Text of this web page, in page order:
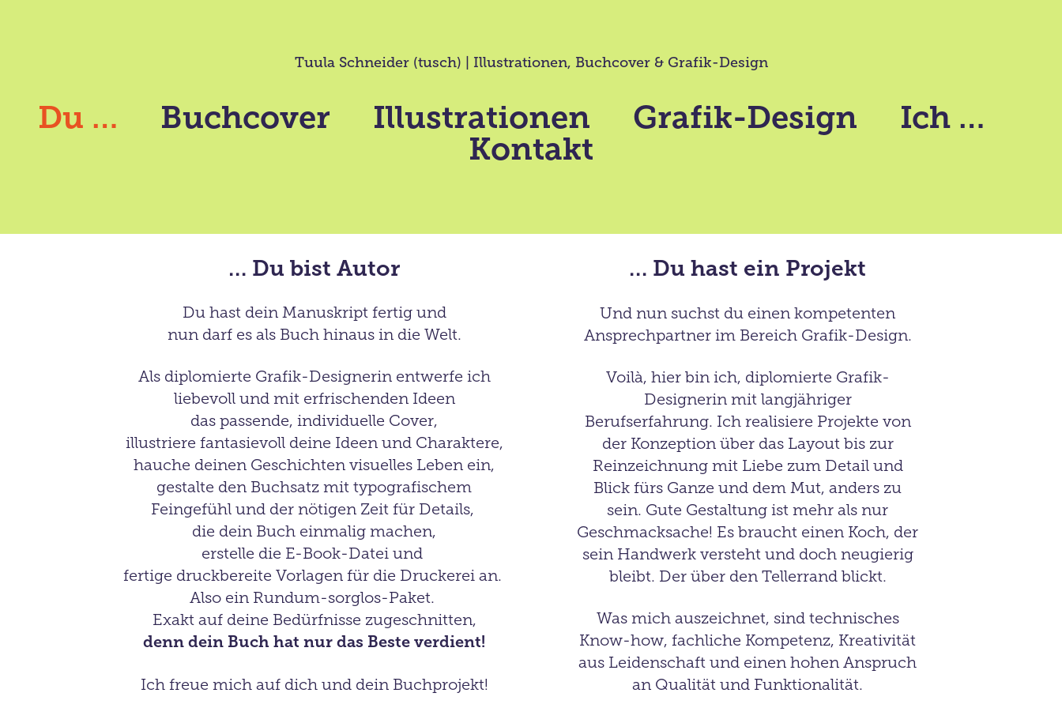
Tuula Schneider (tusch) | Illustrationen, Buchcover & Grafik-Design
Du … Buchcover Illustrationen Grafik-Design
Ich …
Kontakt
… Du bist Autor
Du hast dein Manuskript fertig und
nun darf es als Buch hinaus in die Welt.
Als diplomierte Grafik-Designerin entwerfe ich
liebevoll und mit erfrischenden Ideen
das passende, individuelle Cover,
illustriere fantasievoll deine Ideen und Charaktere,
hauche deinen Geschichten visuelles Leben ein,
gestalte den Buchsatz mit typografischem
Feingefühl und der nötigen Zeit für Details,
die dein Buch einmalig machen,
erstelle die E-Book-Datei und
fertige druckbereite Vorlagen für die Druckerei an.
Also ein Rundum-sorglos-Paket.
Exakt auf deine Bedürfnisse zugeschnitten,
denn dein Buch hat nur das Beste verdient!
Ich freue mich auf dich und dein Buchprojekt!
… Du hast ein Projekt
Und nun suchst du einen kompetenten
Ansprechpartner im Bereich Grafik-Design.
Voilà, hier bin ich, diplomierte Grafik-
Designerin mit langjähriger
Berufserfahrung. Ich realisiere Projekte von
der Konzeption über das Layout bis zur
Reinzeichnung mit Liebe zum Detail und
Blick fürs Ganze und dem Mut, anders zu
sein. Gute Gestaltung ist mehr als nur
Geschmacksache! Es braucht einen Koch, der
sein Handwerk versteht und doch neugierig
bleibt. Der über den Tellerrand blickt.
Was mich auszeichnet, sind technisches
Know-how, fachliche Kompetenz, Kreativität
aus Leidenschaft und einen hohen Anspruch
an Qualität und Funktionalität.